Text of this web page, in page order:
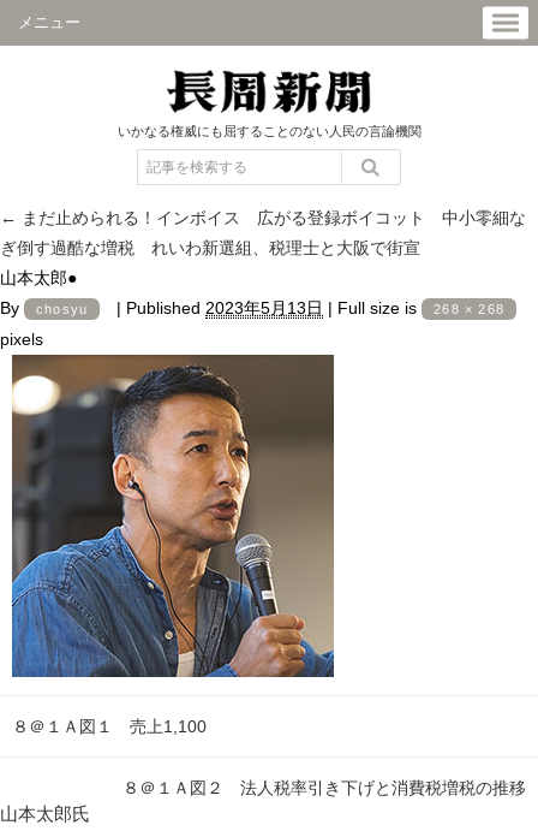
メニュー
いかなる権威にも屈することのない人民の言論機関
← まだ止められる！インボイス 広がる登録ボイコット 中小零細な
ぎ倒す過酷な増税 れいわ新選組、税理士と大阪で街宣
山本太郎●
By
chosyu | Published 2023年5月13日 | Full size is 268 × 268
pixels
８＠１Ａ図１ 売上1,100
８＠１Ａ図２ 法人税率引き下げと消費税増税の推移
山本太郎氏